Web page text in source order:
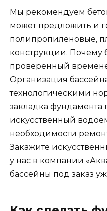
Мы рекомендуем
может предложить и
полипропиленовые,
конструкции. Почему
проверенный
Организация
технологическими
закладка фундамента
искусственный
необходимости
Закажите
у нас в компании
бассейны под заказ